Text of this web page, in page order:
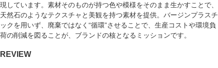
現しています。素材そのものが持つ色や模様をそのまま生かすことで、
天然石のようなテクスチャと美観を持つ素材を提供。バージンプラスチ
ックを用いず、廃棄ではなく“循環”させることで、生産コストや環境負
荷の削減を図ることが、ブランドの核となるミッションです。
REVIEW